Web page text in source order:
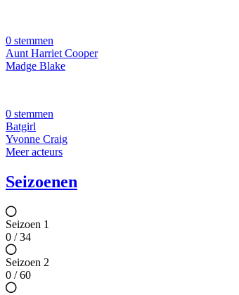
0 stemmen
Aunt Harriet Cooper
Madge Blake
0 stemmen
Batgirl
Yvonne Craig
Meer acteurs
Seizoenen
Seizoen 1
0 / 34
Seizoen 2
0 / 60